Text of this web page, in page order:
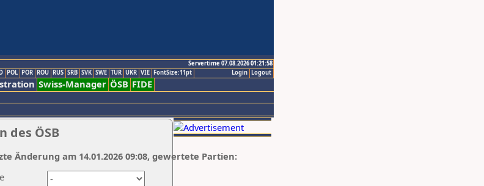
Servertime 07.08.2026 01:21:58
Logout
Login
POL POR ROU RUS SRB SVK SWE TUR UKR VIE FontSize:11pt
Swiss-Manager ÖSB FIDE
des ÖSB
Änderung am 14.01.2026 09:08, gewertete Partien: